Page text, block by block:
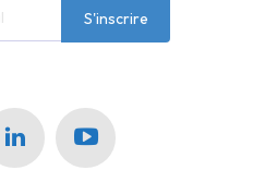
S'inscrire